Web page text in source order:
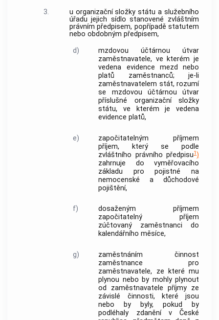
3.
u organizační složky státu a služebního
úřadu jejich sídlo stanovené zvláštním
právním předpisem, popřípadě statutem
nebo obdobným předpisem,
d) mzdovou účtárnou útvar
zaměstnavatele, ve kterém je
vedena evidence mezd nebo
platů zaměstnanců; je-li
zaměstnavatelem stát, rozumí
se mzdovou účtárnou útvar
příslušné organizační složky
státu, ve kterém je vedena
evidence platů,
e)
započitatelným příjmem
příjem, který se podle
zvláštního právního předpisu1)
zahrnuje do vyměřovacího
základu pro pojistné na
nemocenské a důchodové
pojištění,
f)
dosaženým příjmem
započitatelný příjem
zúčtovaný zaměstnanci do
kalendářního měsíce,
g) zaměstnáním činnost
zaměstnance pro
zaměstnavatele, ze které mu
plynou nebo by mohly plynout
od zaměstnavatele příjmy ze
závislé činnosti, které jsou
nebo by byly, pokud by
podléhaly zdanění v České